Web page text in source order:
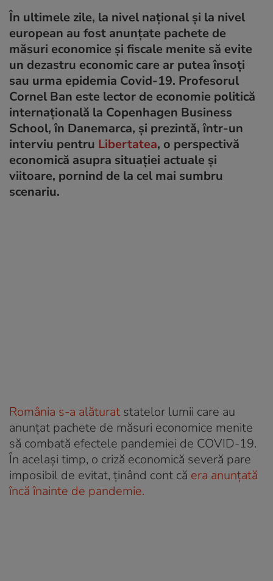
În ultimele zile, la nivel național și la nivel
european au fost anunțate pachete de
măsuri economice și fiscale menite să evite
un dezastru economic care ar putea însoți
sau urma epidemia Covid-19. Profesorul
Cornel Ban este lector de economie politică
internaţională la Copenhagen Business
School, în Danemarca, și prezintă, într-un
interviu pentru Libertatea, o perspectivă
economică asupra situației actuale și
viitoare, pornind de la cel mai sumbru
scenariu.
România s-a alăturat statelor lumii care au
anunțat pachete de măsuri economice menite
să combată efectele pandemiei de COVID-19.
În același timp, o criză economică severă pare
imposibil de evitat, ținând cont că era anunțată
încă înainte de pandemie.